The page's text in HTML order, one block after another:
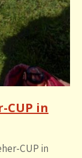
CUP in
CUP in